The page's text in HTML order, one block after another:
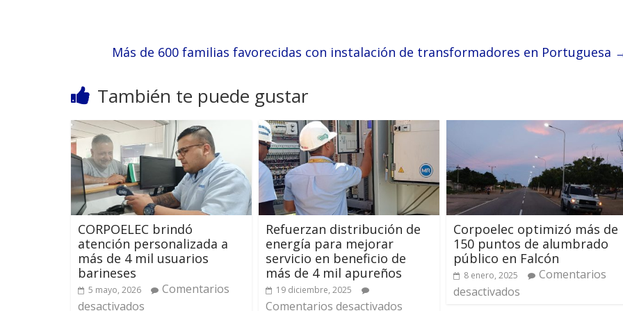
Más de 600 familias favorecidas con instalación de transformadores en Portuguesa
También te puede gustar
CORPOELEC brindó
atención personalizada a
más de 4 mil usuarios
barineses
5 mayo, 2026
Comentarios
desactivados
Refuerzan distribución de
energía para mejorar
servicio en beneficio de
más de 4 mil apureños
19 diciembre, 2025
Comentarios desactivados
Corpoelec optimizó más de
150 puntos de alumbrado
público en Falcón
8 enero, 2025
Comentarios
desactivados